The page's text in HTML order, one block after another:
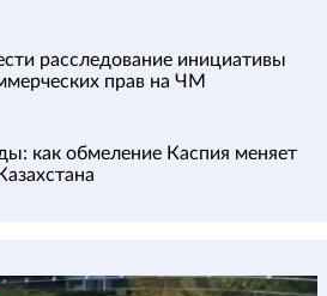
расследование инициативы
прав на ЧМ
как обмеление Каспия меняет